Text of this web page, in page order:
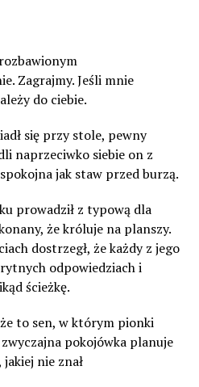
Zagrajmy. Jeśli mnie
do ciebie.
się przy stole, pewny
naprzeciwko siebie on z
jak staw przed burzą.
prowadził z typową dla
że króluje na planszy.
dostrzegł, że każdy z jego
odpowiedziach i
ścieżkę.
że to sen, w którym pionki
pokojówka planuje
nie znał